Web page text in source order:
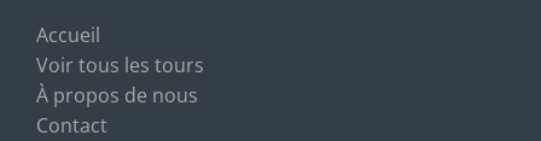
Accueil
Voir tous les tours
À propos de nous
Contact